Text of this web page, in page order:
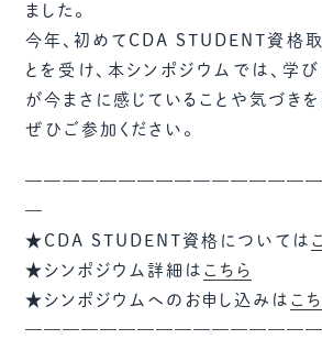
ました。
今年、初めてCDA STUDENT資格
とを受け、本シンポジウムでは、学
が今まさに感じていることや気づきを
ぜひご参加ください。
—
★CDA STUDENT資格については
★シンポジウム詳細は こちら
★シンポジウムへのお申し込みは こ